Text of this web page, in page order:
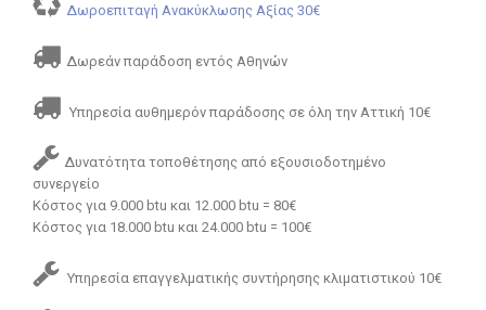
Δωροεπιταγή Ανακύκλωσης Αξίας 30€
Δωρεάν παράδοση εντός Αθηνών
Υπηρεσία αυθημερόν παράδοσης σε όλη την Αττική 10€
Δυνατότητα τοποθέτησης από εξουσιοδοτημένο
συνεργείο
Κόστος για 9.000 btu και 12.000 btu = 80€
Κόστος για 18.000 btu και 24.000 btu = 100€
Υπηρεσία επαγγελματικής συντήρησης κλιματιστικού 10€